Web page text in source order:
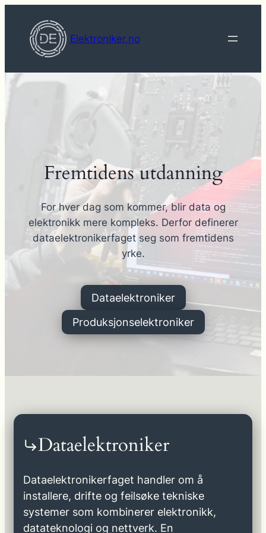
innhold
Elektroniker.no
Fremtidens utdanning
For hver dag som kommer, blir data og
elektronikk mere kompleks. Derfor definerer
dataelektronikerfaget seg som fremtidens
yrke.
Dataelektroniker
Produksjonselektroniker
Dataelektroniker
Dataelektronikerfaget handler om å
installere, drifte og feilsøke tekniske
systemer som kombinerer elektronikk,
datateknologi og nettverk. En